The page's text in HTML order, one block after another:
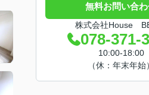
無料お問い合
株式会社House
078-371-
10:00-18:00
（休：年末年始）